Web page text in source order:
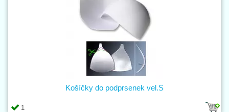
1
Košíčky do podprsenek vel.S